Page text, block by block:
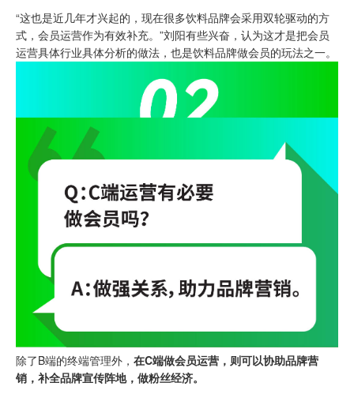
“这也是近几年才兴起的，现在很多饮料品牌会采用双轮驱动的方
式，会员运营作为有效补充。”刘阳有些兴奋，认为这才是把会员
运营具体行业具体分析的做法，也是饮料品牌做会员的玩法之一。
除了B端的终端管理外， 在C端做会员运营，则可以协助品牌营
销，补全品牌宣传阵地，做粉丝经济。